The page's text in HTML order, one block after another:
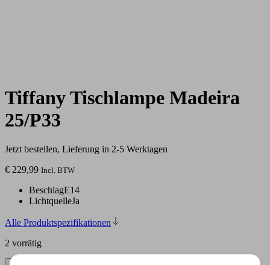
Tiffany Tischlampe Madeira
25/P33
Jetzt bestellen, Lieferung in 2-5 Werktagen
€ 229,99 Incl. BTW
BeschlagE14
LichtquelleJa
Alle Produktspezifikationen
2 vorrätig